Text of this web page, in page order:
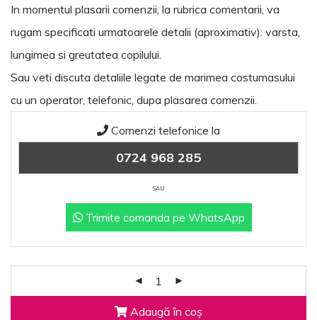
In momentul plasarii comenzii, la rubrica comentarii, va
rugam specificati urmatoarele detalii (aproximativ): varsta,
lungimea si greutatea copilului.
Sau veti discuta detaliile legate de marimea costumasului
cu un operator, telefonic, dupa plasarea comenzii.
Comenzi telefonice la
0724 968 285
SAU
Trimite comanda pe WhatsApp
Adaugă în coș